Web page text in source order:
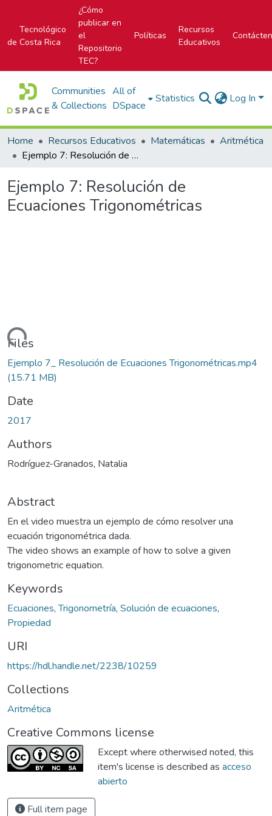
Tecnológico
de Costa Rica
¿Cómo
publicar en
el
Repositorio
TEC?
Políticas
Recursos
Educativos
Communities
& Collections
All of
DSpace
Statistics Log In
Home Recursos Educativos Matemáticas
Aritmética
Ejemplo 7: Resolución de Ecuaciones Trigonométricas
Ejemplo 7: Resolución de
Ecuaciones Trigonométricas
Files
Ejemplo 7_ Resolución de Ecuaciones Trigonométricas.mp4
(15.71 MB)
Date
2017
Authors
Rodríguez-Granados, Natalia
Abstract
En el video muestra un ejemplo de cómo resolver una
ecuación trigonométrica dada.
The video shows an example of how to solve a given
trigonometric equation.
Keywords
Ecuaciones,Trigonometría, Solución de ecuaciones,
Propiedad
URI
https://hdl.handle.net/2238/10259
Collections
Aritmética
Creative Commons license
Except where otherwised noted, this
item's license is described as acceso
abierto
Full item page